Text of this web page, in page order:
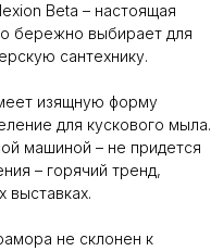
Beta – настоящая
бережно выбирает для
сантехнику.
изящную форму
для кускового мыла.
машиной – не придется
– горячий тренд,
выставках.
не склонен к